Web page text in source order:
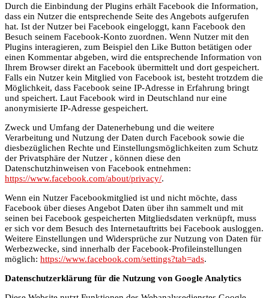
Durch die Einbindung der Plugins erhält Facebook die Information,
dass ein Nutzer die entsprechende Seite des Angebots aufgerufen
hat. Ist der Nutzer bei Facebook eingeloggt, kann Facebook den
Besuch seinem Facebook-Konto zuordnen. Wenn Nutzer mit den
Plugins interagieren, zum Beispiel den Like Button betätigen oder
einen Kommentar abgeben, wird die entsprechende Information von
Ihrem Browser direkt an Facebook übermittelt und dort gespeichert.
Falls ein Nutzer kein Mitglied von Facebook ist, besteht trotzdem die
Möglichkeit, dass Facebook seine IP-Adresse in Erfahrung bringt
und speichert. Laut Facebook wird in Deutschland nur eine
anonymisierte IP-Adresse gespeichert.
Zweck und Umfang der Datenerhebung und die weitere
Verarbeitung und Nutzung der Daten durch Facebook sowie die
diesbezüglichen Rechte und Einstellungsmöglichkeiten zum Schutz
der Privatsphäre der Nutzer , können diese den
Datenschutzhinweisen von Facebook entnehmen:
https://www.facebook.com/about/privacy/.
Wenn ein Nutzer Facebookmitglied ist und nicht möchte, dass
Facebook über dieses Angebot Daten über ihn sammelt und mit
seinen bei Facebook gespeicherten Mitgliedsdaten verknüpft, muss
er sich vor dem Besuch des Internetauftritts bei Facebook ausloggen.
Weitere Einstellungen und Widersprüche zur Nutzung von Daten für
Werbezwecke, sind innerhalb der Facebook-Profileinstellungen
möglich: https://www.facebook.com/settings?tab=ads.
Datenschutzerklärung für die Nutzung von Google Analytics